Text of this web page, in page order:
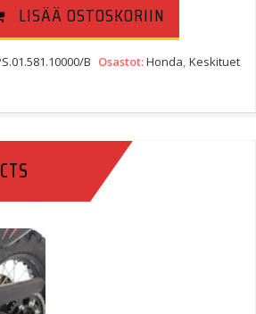
LISÄÄ OSTOSKORIIN
B Osastot:Honda, Keskituet